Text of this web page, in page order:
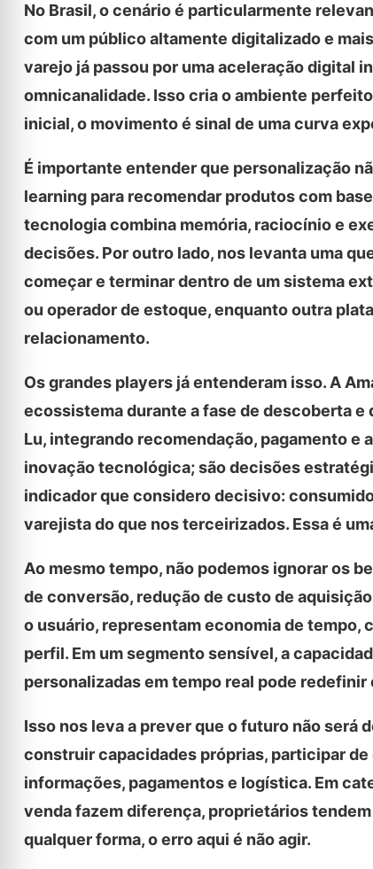
No Brasil, o cenário é particularmente
com um público altamente digitalizado e
varejo já passou por uma aceleração digital
omnicanalidade. Isso cria o ambiente
inicial, o movimento é sinal de uma curva
É importante entender que personalização
learning para recomendar produtos com
tecnologia combina memória, raciocínio e
decisões. Por outro lado, nos levanta uma
começar e terminar dentro de um sistema
ou operador de estoque, enquanto outra
relacionamento.
Os grandes players já entenderam isso. A
ecossistema durante a fase de descoberta e
Lu, integrando recomendação, pagamento e
inovação tecnológica; são decisões
indicador que considero decisivo:
varejista do que nos terceirizados. Essa é
Ao mesmo tempo, não podemos ignorar os
de conversão, redução de custo de
o usuário, representam economia de tempo,
perfil. Em um segmento sensível, a
personalizadas em tempo real pode
Isso nos leva a prever que o futuro não será
construir capacidades próprias, participar
informações, pagamentos e logística. Em
venda fazem diferença, proprietários
qualquer forma, o erro aqui é não agir.